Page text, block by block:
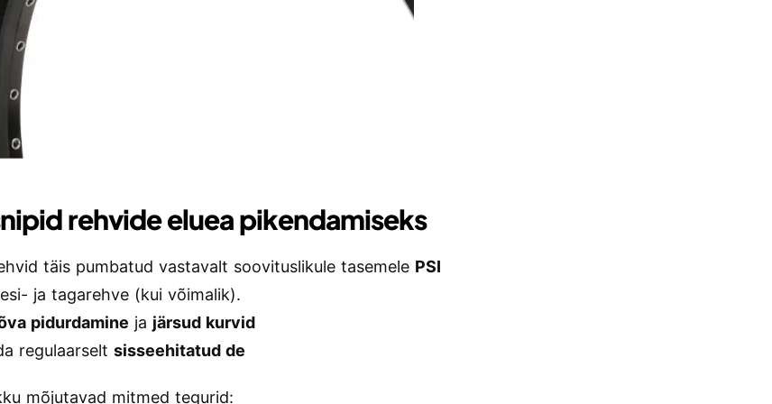
rehvide eluea pikendamiseks
täis pumbatud vastavalt soovituslikule tasemele PSI
ja tagarehve (kui võimalik).
pidurdamine ja järsud kurvid
regulaarseltsisseehitatud de
mõjutavad mitmed tegurid: